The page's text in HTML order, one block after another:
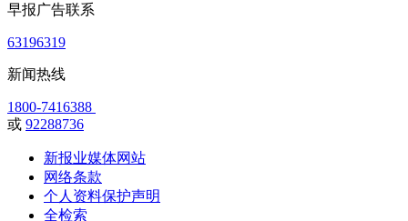
早报广告联系
63196319
新闻热线
1800-7416388
或 92288736
新报业媒体网站
网络条款
个人资料保护声明
全检索